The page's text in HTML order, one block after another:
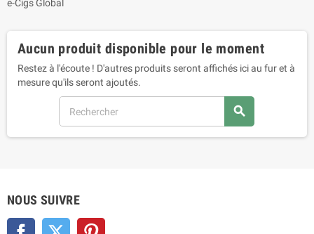
e-Cigs Global
Aucun produit disponible pour le moment
Restez à l'écoute ! D'autres produits seront affichés ici au fur et à
mesure qu'ils seront ajoutés.
search
NOUS SUIVRE
Facebook Twitter